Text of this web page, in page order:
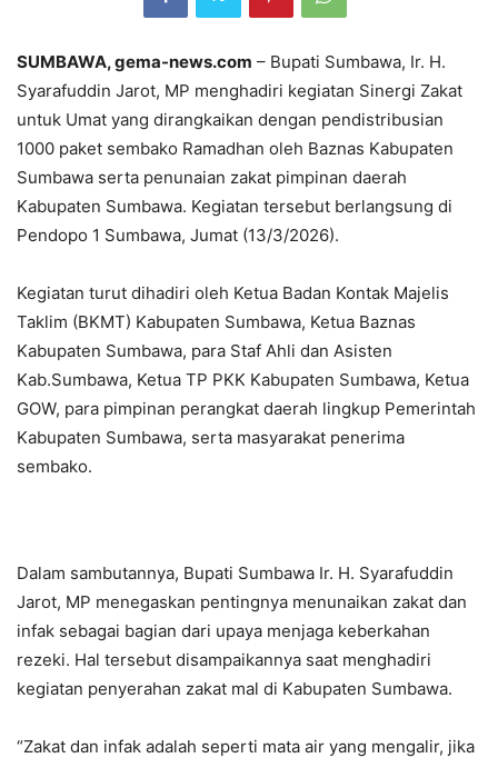
SUMBAWA, gema-news.com – Bupati Sumbawa, Ir. H.
Syarafuddin Jarot, MP menghadiri kegiatan Sinergi Zakat
untuk Umat yang dirangkaikan dengan pendistribusian
1000 paket sembako Ramadhan oleh Baznas Kabupaten
Sumbawa serta penunaian zakat pimpinan daerah
Kabupaten Sumbawa. Kegiatan tersebut berlangsung di
Pendopo 1 Sumbawa, Jumat (13/3/2026).
Kegiatan turut dihadiri oleh Ketua Badan Kontak Majelis
Taklim (BKMT) Kabupaten Sumbawa, Ketua Baznas
Kabupaten Sumbawa, para Staf Ahli dan Asisten
Kab.Sumbawa, Ketua TP PKK Kabupaten Sumbawa, Ketua
GOW, para pimpinan perangkat daerah lingkup Pemerintah
Kabupaten Sumbawa, serta masyarakat penerima
sembako.
Dalam sambutannya, Bupati Sumbawa Ir. H. Syarafuddin
Jarot, MP menegaskan pentingnya menunaikan zakat dan
infak sebagai bagian dari upaya menjaga keberkahan
rezeki. Hal tersebut disampaikannya saat menghadiri
kegiatan penyerahan zakat mal di Kabupaten Sumbawa.
“Zakat dan infak adalah seperti mata air yang mengalir, jika